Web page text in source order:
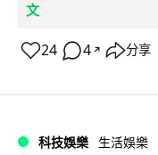
文
24 4 ↗ 分享
科技娛樂 生活娛樂